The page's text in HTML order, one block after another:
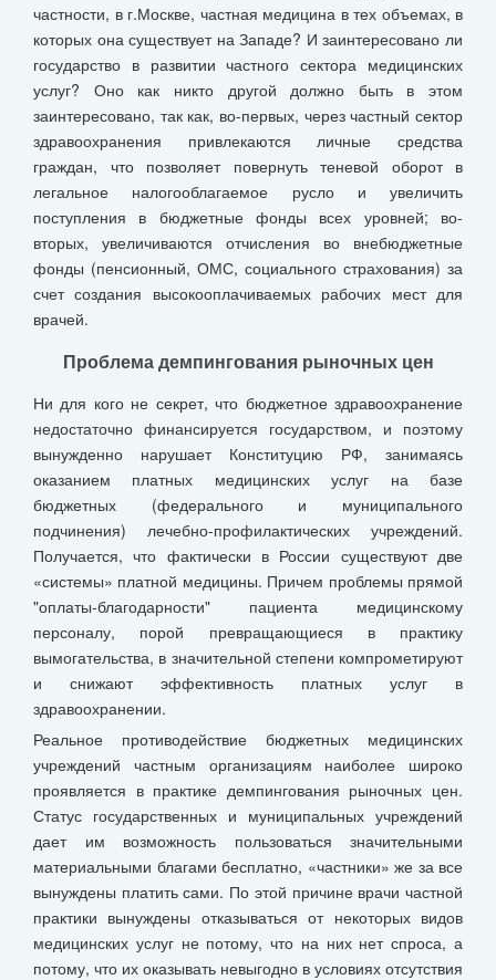
частности, в г.Москве, частная медицина в тех объемах, в
которых она существует на Западе? И заинтересовано ли
государство в развитии частного сектора медицинских
услуг? Оно как никто другой должно быть в этом
заинтересовано, так как, во-первых, через частный сектор
здравоохранения привлекаются личные средства
граждан, что позволяет повернуть теневой оборот в
легальное налогооблагаемое русло и увеличить
поступления в бюджетные фонды всех уровней; во-
вторых, увеличиваются отчисления во внебюджетные
фонды (пенсионный, ОМС, социального страхования) за
счет создания высокооплачиваемых рабочих мест для
врачей.
Проблема демпингования рыночных цен
Ни для кого не секрет, что бюджетное здравоохранение
недостаточно финансируется государством, и поэтому
вынужденно нарушает Конституцию РФ, занимаясь
оказанием платных медицинских услуг на базе
бюджетных (федерального и муниципального
подчинения) лечебно-профилактических учреждений.
Получается, что фактически в России существуют две
«системы» платной медицины. Причем проблемы прямой
"оплаты-благодарности" пациента медицинскому
персоналу, порой превращающиеся в практику
вымогательства, в значительной степени компрометируют
и снижают эффективность платных услуг в
здравоохранении.
Реальное противодействие бюджетных медицинских
учреждений частным организациям наиболее широко
проявляется в практике демпингования рыночных цен.
Статус государственных и муниципальных учреждений
дает им возможность пользоваться значительными
материальными благами бесплатно, «частники» же за все
вынуждены платить сами. По этой причине врачи частной
практики вынуждены отказываться от некоторых видов
медицинских услуг не потому, что на них нет спроса, а
потому, что их оказывать невыгодно в условиях отсутствия